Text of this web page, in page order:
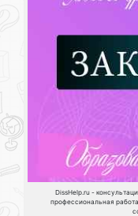
DissHelp.ru -
профессиональная